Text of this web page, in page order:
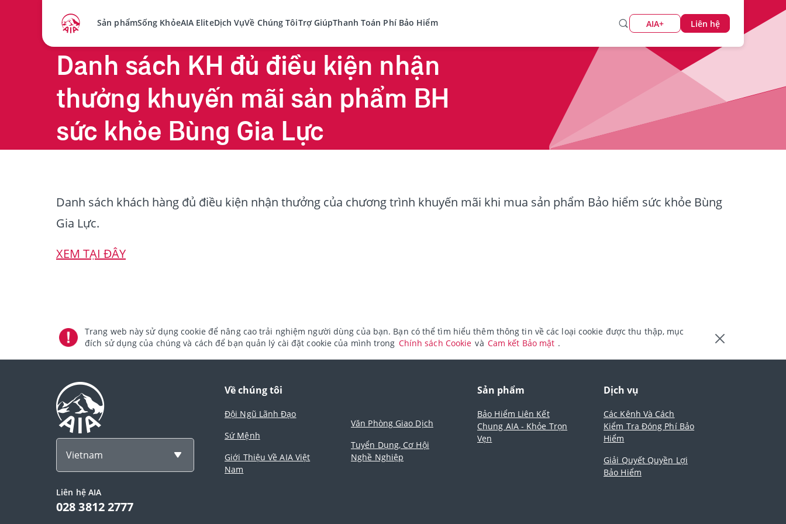
Sản phẩmSống KhỏeAIA EliteDịch VụVề Chúng TôiTrợ GiúpThanh Toán Phí Bảo Hiểm AIA+ Liên hệ
Danh sách KH đủ điều kiện nhận
thưởng khuyến mãi sản phẩm BH
sức khỏe Bùng Gia Lực
Danh sách khách hàng đủ điều kiện nhận thưởng của chương trình khuyến mãi khi mua sản phẩm Bảo hiểm sức khỏe Bùng
Gia Lực.
XEM TẠI ĐÂY
Trang web này sử dụng cookie để nâng cao trải nghiệm người dùng của bạn. Bạn có thể tìm hiểu thêm thông tin về các loại cookie được thu thập, mục
đích sử dụng của chúng và cách để bạn quản lý cài đặt cookie của mình trong Chính sách Cookie và Cam kết Bảo mật .
Vietnam
Liên hệ AIA
028 3812 2777
Về chúng tôi
Đội Ngũ Lãnh Đạo
Sứ Mệnh
Giới Thiệu Về AIA Việt
Nam
Văn Phòng Giao Dịch
Tuyển Dụng, Cơ Hội
Nghề Nghiệp
Sản phẩm
Bảo Hiểm Liên Kết
Chung AIA - Khỏe Trọn
Vẹn
Dịch vụ
Các Kênh Và Cách
Kiểm Tra Đóng Phí Bảo
Hiểm
Giải Quyết Quyền Lợi
Bảo Hiểm